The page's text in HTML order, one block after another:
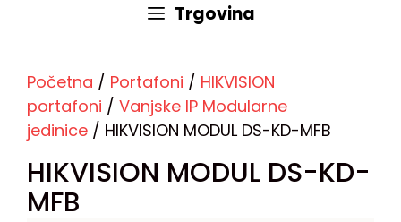
Trgovina
Početna / Portafoni / HIKVISION
portafoni / Vanjske IP Modularne
jedinice / HIKVISION MODUL DS-KD-MFB
HIKVISION MODUL DS-KD-
MFB